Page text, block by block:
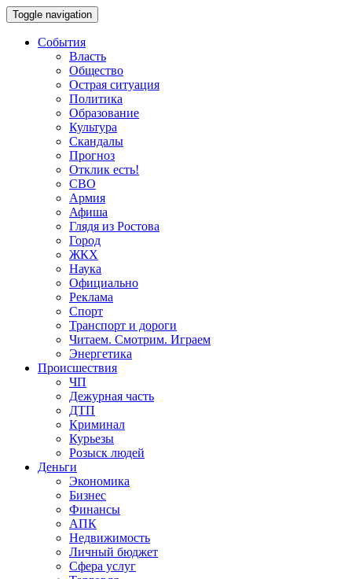
Toggle navigation
События
Власть
Общество
Острая ситуация
Политика
Образование
Культура
Скандалы
Прогноз
Отклик есть!
СВО
Армия
Афиша
Глядя из Ростова
Город
ЖКХ
Наука
Официально
Реклама
Спорт
Транспорт и дороги
Читаем. Смотрим. Играем
Энергетика
Происшествия
ЧП
Дежурная часть
ДТП
Криминал
Курьезы
Розыск людей
Деньги
Экономика
Бизнес
Финансы
АПК
Недвижимость
Личный бюджет
Сфера услуг